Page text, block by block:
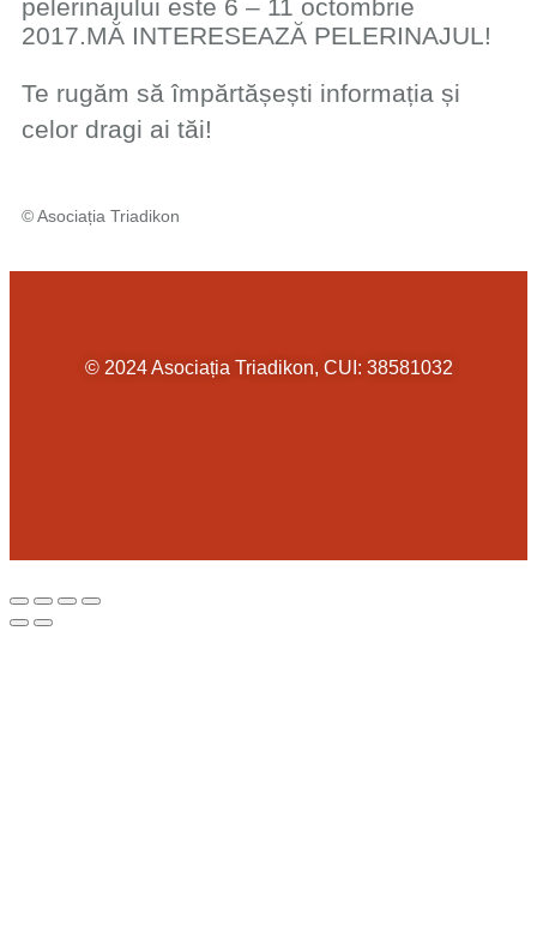
pelerinajului este 6 – 11 octombrie
2017.MĂ INTERESEAZĂ PELERINAJUL!
Te rugăm să împărtășești informația și
celor dragi ai tăi!
© ​A​sociația Triadikon
© 2024 Asociația Triadikon, CUI: 38581032